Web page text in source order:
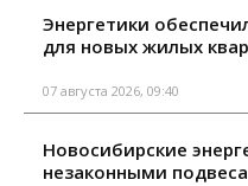
Энергетики
для новых жилых
07 августа 2026, 09:40
Новосибирские
незаконными